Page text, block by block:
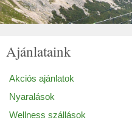
Ajánlataink
Akciós ajánlatok
Nyaralások
Wellness szállások